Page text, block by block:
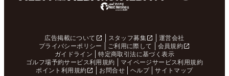
広告掲載について スタッフ募集
運営会社
プライバシーポリシー
ご利用に際して
会員規約
ガイドライン
特定商取引法に基づく表示
ゴルフ場予約サービス利用規約
マイページサービス利用規約
ポイント利用規約
お問合せ ヘルプ サイトマップ